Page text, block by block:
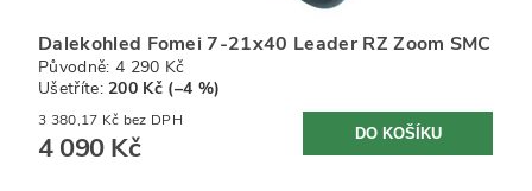
Dalekohled Fomei 7-21x40 Leader RZ Zoom SMC
Původně: 4 290 Kč
Ušetříte: 200 Kč (–4 %)
3 380,17 Kč bez DPH
4 090 Kč